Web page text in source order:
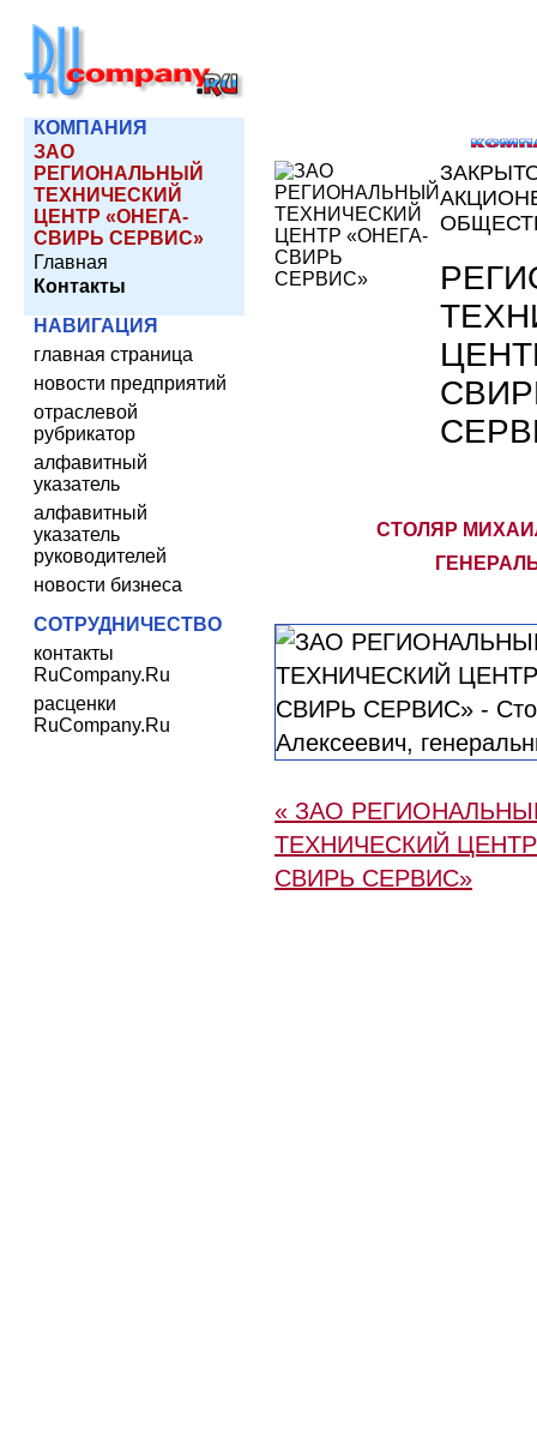
КОМПАНИЯ
ЗАО
РЕГИОНАЛЬНЫЙ
ТЕХНИЧЕСКИЙ
ЦЕНТР «ОНЕГА-
СВИРЬ СЕРВИС»
Главная
Контакты
НАВИГАЦИЯ
главная страница
новости предприятий
отраслевой
рубрикатор
алфавитный
указатель
алфавитный
указатель
руководителей
новости бизнеса
СОТРУДНИЧЕСТВО
контакты
RuCompany.Ru
расценки
RuCompany.Ru
СТОЛЯР
« ЗАО
ТЕХНИЧЕСКИЙ
СВИРЬ СЕРВИС»